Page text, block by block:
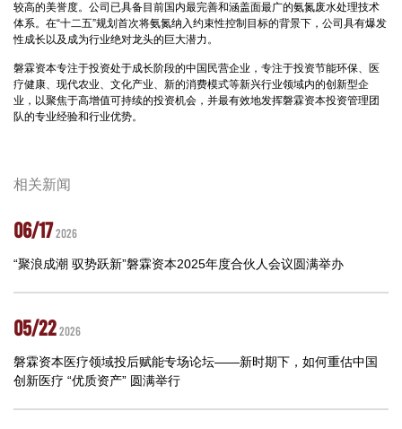
较高的美誉度。公司已具备目前国内最完善和涵盖面最广的氨氮废水处理技术
体系。在“十二五”规划首次将氨氮纳入约束性控制目标的背景下，公司具有爆发
性成长以及成为行业绝对龙头的巨大潜力。
磐霖资本专注于投资处于成长阶段的中国民营企业，专注于投资节能环保、医
疗健康、现代农业、文化产业、新的消费模式等新兴行业领域内的创新型企
业，以聚焦于高增值可持续的投资机会，并最有效地发挥磐霖资本投资管理团
队的专业经验和行业优势。
相关新闻
06/172026
“聚浪成潮 驭势跃新”磐霖资本2025年度合伙人会议圆满举办
05/222026
磐霖资本医疗领域投后赋能专场论坛——新时期下，如何重估中国
创新医疗 “优质资产” 圆满举行